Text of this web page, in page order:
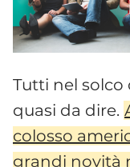
Tutti nel solco
quasi da dire.
colosso
grandi novità